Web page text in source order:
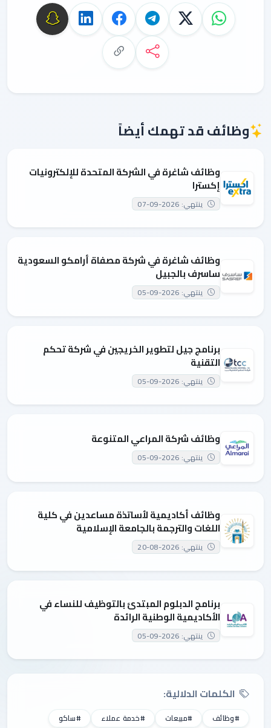
وظائف قد تهمك أيضاً
وظائف شاغرة في الشركة المتحدة للإلكترونيات
إكسترا
ينتهي: 2026-09-07
وظائف شاغرة في شركة مصفاة أرامكو السعودية
ساسرف بالجبيل
ينتهي: 2026-09-05
برنامج جيل لتطوير الخريجين في شركة تحكم
التقنية
ينتهي: 2026-09-05
وظائف شركة المراعي المتنوعة
ينتهي: 2026-09-05
وظائف أكاديمية لأساتذة مساعدين في كلية
اللغات والترجمة بالجامعة الإسلامية
ينتهي: 2026-08-20
برنامج الدبلوم المبتدئ بالتوظيف للنساء في
الأكاديمية الوطنية الرائدة
ينتهي: 2026-09-05
الكلمات الدلالية:
#وظائف #مبيعات #خدمة عملاء #ساكو